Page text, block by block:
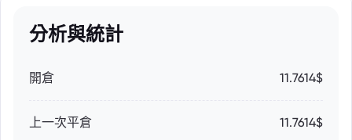
分析與統計
開倉 11.7614$
上一次平倉 11.7614$